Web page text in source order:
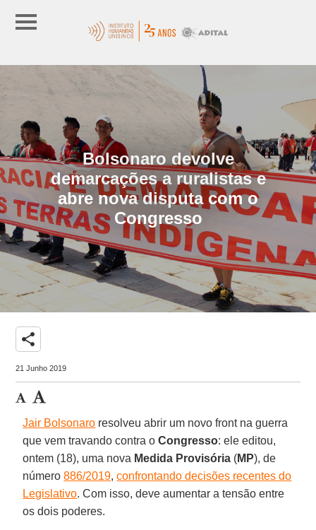
Bolsonaro devolve
demarcações a ruralistas e
abre nova disputa com o
Congresso
share
21 Junho 2019
Jair Bolsonaro resolveu abrir um novo front na guerra
que vem travando contra oCongresso: ele editou,
ontem (18), uma nova Medida Provisória (MP), de
número886/2019,confrontando decisões recentes do
Legislativo. Com isso, deve aumentar a tensão entre
os dois poderes.